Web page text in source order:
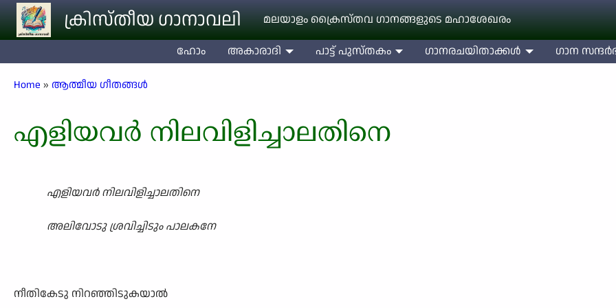
Skip to main contentക്രിസ്തീയ ഗാനാവലി മലയാളം ക്രൈസ്തവ ഗാനങ്ങളുടെ മഹാശേഖരം
ഹോം അകാരാദി പാട്ട് പുസ്തകം ഗാനരചയിതാക്കള്‍ ഗാന
Breadcrumb
Home ആത്മീയ ഗീതങ്ങൾ
എളിയവർ നിലവിളിച്ചാലതിനെ
എളിയവർ നിലവിളിച്ചാലതിനെ
അലിവോടു ശ്രവിച്ചിടും പാലകനേ
നീതികേടു നിറഞ്ഞിടുകയാൽ